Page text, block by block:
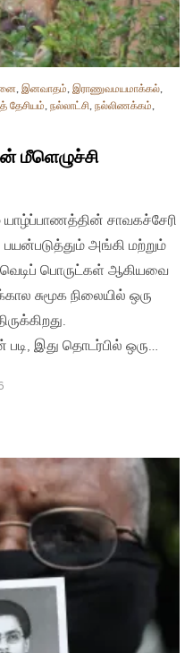
, இனவாதம், இராணுவமயமாக்கல்,
தேசியம், நல்லாட்சி, நல்லிணக்கம்,
மீளெழுச்சி
யாழ்ப்பாணத்தின் சாவகச்சேரி
அங்கி மற்றும்
வெடிப் பொருட்கள் ஆகியவை
சுமூக நிலையில் ஒரு
படி, இது தொடர்பில் ஒரு…